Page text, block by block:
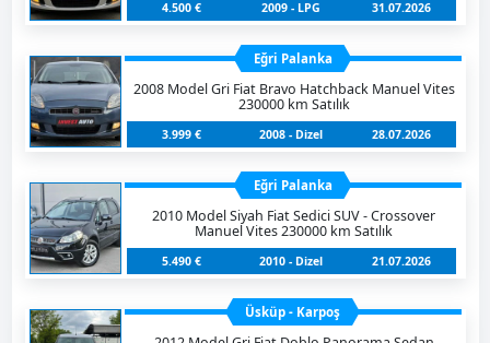
4.500 € 2009 - LPG 31.07.2026
Eğri Palanka
2008 Model Gri Fiat Bravo Hatchback Manuel Vites
230000 km Satılık
3.999 € 2008 - Dizel 28.07.2026
Eğri Palanka
2010 Model Siyah Fiat Sedici SUV - Crossover
Manuel Vites 230000 km Satılık
5.490 € 2010 - Dizel 21.07.2026
Üsküp - Karpoş